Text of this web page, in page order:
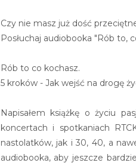
Czy nie masz już dość
Posłuchaj audiobooka "Rób to,
Rób to co kochasz.
5 kroków - Jak wejść na drogę
Napisałem książkę o życiu
koncertach i spotkaniach
nastolatków, jak i 30, 40, a
audiobooka, aby jeszcze